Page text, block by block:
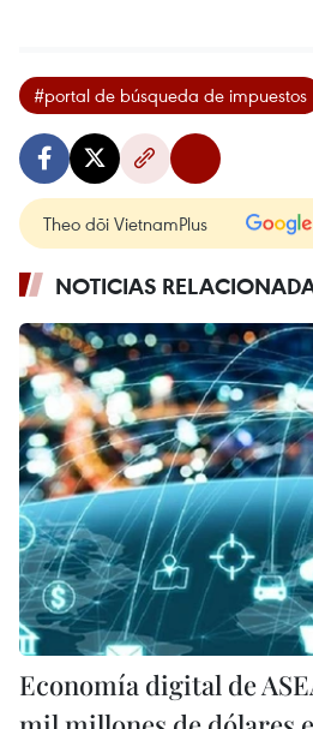
#portal de búsqueda de impuestos
Theo dõi VietnamPlus
NOTICIAS
Economía digital de